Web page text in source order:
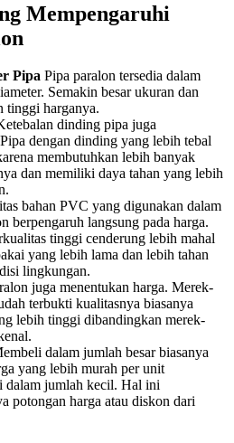
Mempengaruhi
Pipa Pipa paralon tersedia dalam
Semakin besar ukuran dan
tinggi harganya.
dinding pipa juga
dengan dinding yang lebih tebal
membutuhkan lebih banyak
dan memiliki daya tahan yang lebih
bahan PVC yang digunakan dalam
berpengaruh langsung pada harga.
tinggi cenderung lebih mahal
yang lebih lama dan lebih tahan
lingkungan.
juga menentukan harga. Merek-
terbukti kualitasnya biasanya
lebih tinggi dibandingkan merek-
dalam jumlah besar biasanya
yang lebih murah per unit
dalam jumlah kecil. Hal ini
potongan harga atau diskon dari